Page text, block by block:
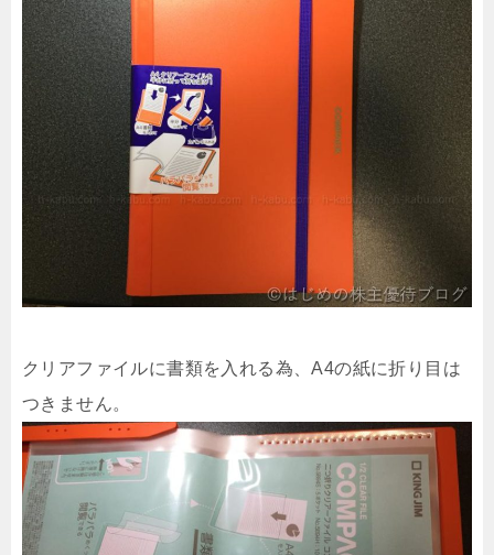
クリアファイルに書類を入れる為、A4の紙に折り目は
つきません。